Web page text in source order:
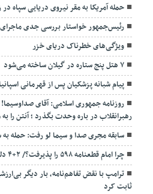
حمله آمریکا به مقر نیروی دریایی سپاه در
رئیس‌جمهور خواستار بررسی جدی
ویژگی‌های خطرناک دریای خزر
۷ هتل پنج ستاره در گیلان ساخته می‌شود
پیام شبانه پزشکیان پس از قهرمانی
روزنامه جمهوری اسلامی: آقای
رهبرانقلاب در باره وحدت بگذرد ؛ آنتن را
سابقه مجری صدا و سیما لو رفت: حمله
چرا امام قطعنامه ۵۹۸ را پذیرفت؟/ ۲+۴ دلیل
ترامپ با نقض تفاهم‌نامه، بار دیگر
ثابت کرد